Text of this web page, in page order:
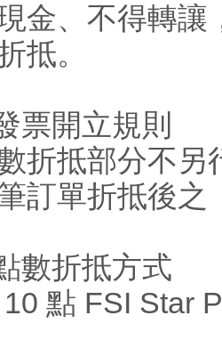
金、不得轉讓
抵。
票開立規則
折抵部分不另
訂單折抵後之
數折抵方式
點 FSI Star